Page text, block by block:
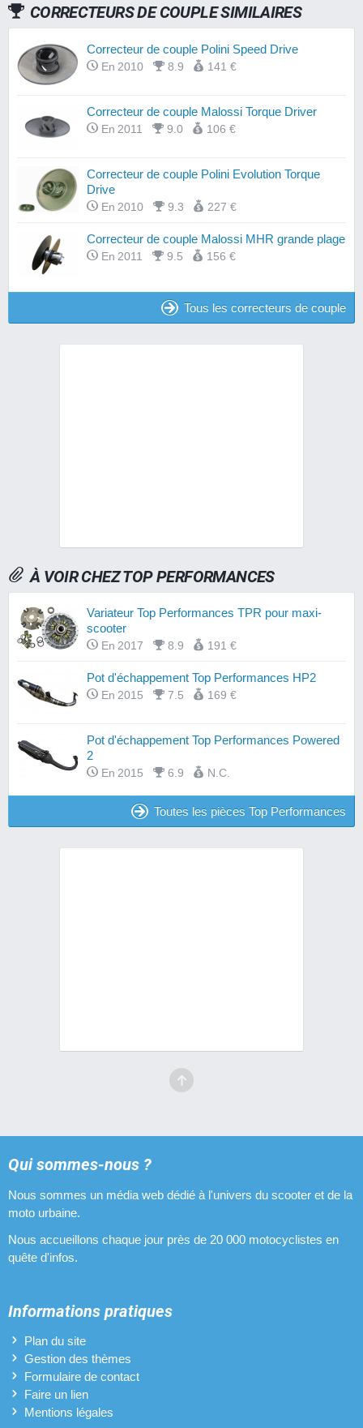
CORRECTEURS DE COUPLE SIMILAIRES
Correcteur de couple Polini Speed Drive
En 2010 8.9 141 €
Correcteur de couple Malossi Torque Driver
En 2011 9.0 106 €
Correcteur de couple Polini Evolution Torque
Drive
En 2010 9.3 227 €
Correcteur de couple Malossi MHR grande plage
En 2011 9.5 156 €
Tous les correcteurs de couple
À VOIR CHEZ TOP PERFORMANCES
Variateur Top Performances TPR pour maxi-
scooter
En 2017 8.9 191 €
Pot d'échappement Top Performances HP2
En 2015 7.5 169 €
Pot d'échappement Top Performances Powered
2
En 2015 6.9 N.C.
Toutes les pièces Top Performances
Qui sommes-nous ?
Nous sommes un média web dédié à l'univers du scooter et de la
moto urbaine.
Nous accueillons chaque jour près de 20 000 motocyclistes en
quête d'infos.
Informations pratiques
Plan du site
Gestion des thèmes
Formulaire de contact
Faire un lien
Mentions légales